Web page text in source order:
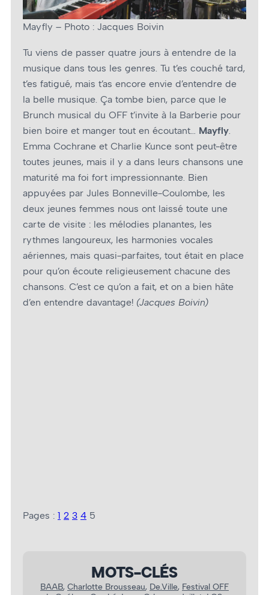
Mayfly – Photo : Jacques Boivin
Tu viens de passer quatre jours à entendre de la
musique dans tous les genres. Tu t’es couché tard,
t’es fatigué, mais t’as encore envie d’entendre de
la belle musique. Ça tombe bien, parce que le
Brunch musical du OFF t’invite à la Barberie pour
bien boire et manger tout en écoutant… Mayfly
Emma Cochrane et Charlie Kunce sont peut-être
toutes jeunes, mais il y a dans leurs chansons une
maturité ma foi fort impressionnante. Bien
appuyées par Jules Bonneville-Coulombe, les
deux jeunes femmes nous ont laissé toute une
carte de visite : les mélodies planantes, les
rythmes langoureux, les harmonies vocales
aériennes, mais quasi-parfaites, tout était en place
pour qu’on écoute religieusement chacune des
chansons. C’est ce qu’on a fait, et on a bien hâte
d’en entendre davantage! (Jacques Boivin)
Pages : 1 2 3 4 5
MOTS-CLÉS
BAAB, Charlotte Brousseau, De.Ville, Festival OFF